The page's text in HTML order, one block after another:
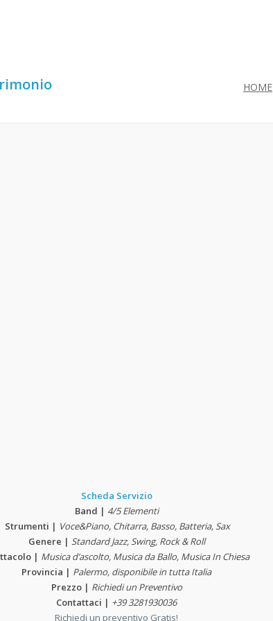
HOME
Scheda Servizio
Band | 4/5 Elementi
Strumenti | Voce&Piano, Chitarra, Basso, Batteria, Sax
Genere | Standard Jazz, Swing, Rock & Roll
| Musica d’ascolto, Musica da Ballo, Musica In Chiesa
Provincia | Palermo, disponibile in tutta Italia
Prezzo | Richiedi un Preventivo
Contattaci | +39 3281930036
Richiedi un preventivo Gratis!